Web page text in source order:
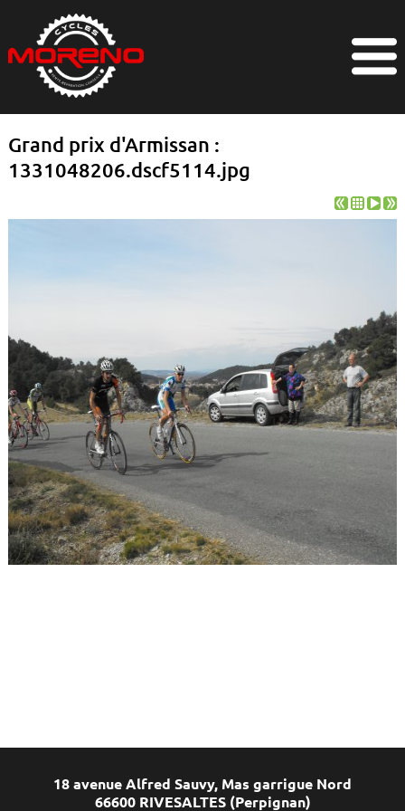
Grand prix d'Armissan :
1331048206.dscf5114.jpg
18 avenue Alfred Sauvy, Mas garrigue Nord
66600 RIVESALTES (Perpignan)